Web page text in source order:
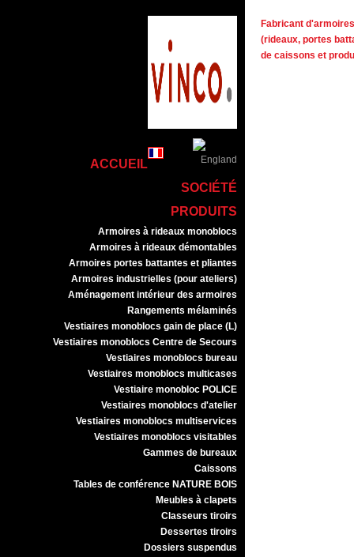
ACCUEIL
SOCIÉTÉ
PRODUITS
Armoires à rideaux monoblocs
Armoires à rideaux démontables
Armoires portes battantes et pliantes
Armoires industrielles (pour ateliers)
Aménagement intérieur des armoires
Rangements mélaminés
Vestiaires monoblocs gain de place (L)
Vestiaires monoblocs Centre de Secours
Vestiaires monoblocs bureau
Vestiaires monoblocs multicases
Vestiaire monobloc POLICE
Vestiaires monoblocs d'atelier
Vestiaires monoblocs multiservices
Vestiaires monoblocs visitables
Gammes de bureaux
Caissons
Tables de conférence NATURE BOIS
Meubles à clapets
Classeurs tiroirs
Dessertes tiroirs
Dossiers suspendus
Fabricant
(rideaux, portes
de caissons et